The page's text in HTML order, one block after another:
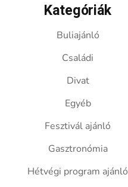
Kategóriák
Buliajánló
Családi
Divat
Egyéb
Fesztivál ajánló
Gasztronómia
Hétvégi program ajánló